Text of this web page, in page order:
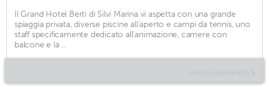
Il Grand Hotel Berti di Silvi Marina vi aspetta con una grande
spiaggia privata, diverse piscine all'aperto e campi da tennis, uno
staff specificamente dedicato all'animazione, camere con
balcone e la ...
Verifica disponibilità